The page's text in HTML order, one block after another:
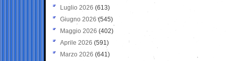
Luglio 2026 (613)
Giugno 2026 (545)
Maggio 2026 (402)
Aprile 2026 (591)
Marzo 2026 (641)